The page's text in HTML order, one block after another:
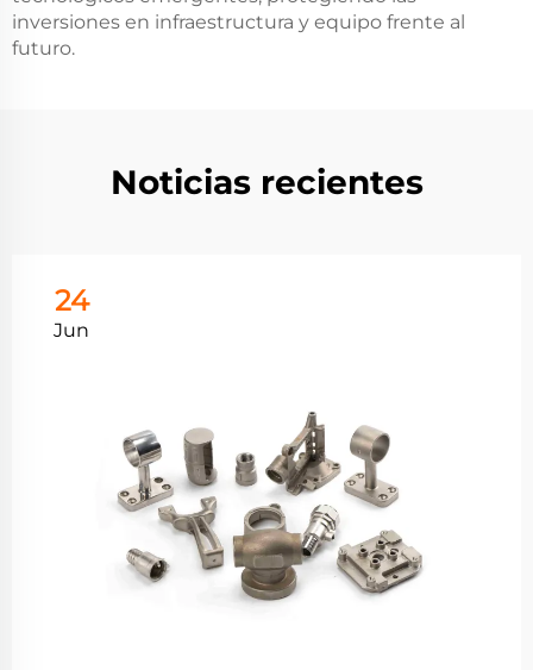
inversiones en infraestructura y equipo frente al
futuro.
Noticias recientes
24
Jun